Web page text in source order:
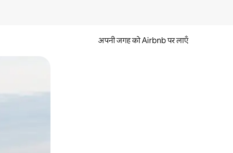
अपनी जगह को Airbnb पर लाएँ